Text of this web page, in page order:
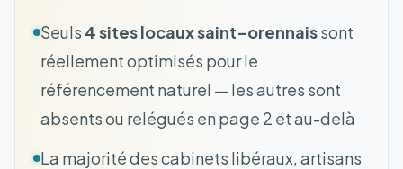
Seuls 4 sites locaux saint-orennaissont
réellement optimisés pour le
référencement naturel — les autres sont
absents ou relégués en page 2 et au-delà
La majorité des cabinets libéraux, artisans